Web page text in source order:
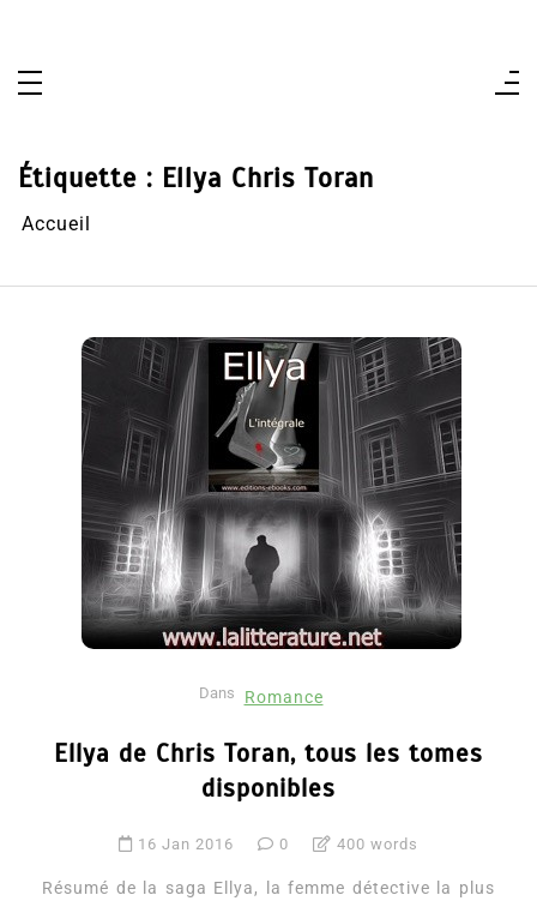
Étiquette : Ellya Chris Toran
Accueil
Dans Romance
Ellya de Chris Toran, tous les tomes
disponibles
16 Jan 2016 0 400 words
Résumé de la saga Ellya, la femme détective la plus